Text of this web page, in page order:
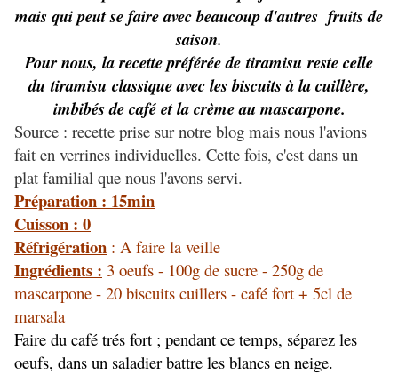
mais qui peut se faire avec beaucoup d'autres fruits de
saison.
Pour nous, la recette préférée de tiramisu reste celle
du tiramisu classique avec les biscuits à la cuillère,
imbibés de café et la crème au mascarpone.
Source : recette prise sur notre blog mais nous l'avions
fait en verrines individuelles. Cette fois, c'est dans un
plat familial que nous l'avons servi.
Préparation : 15min
Cuisson : 0
Réfrigération : A faire la veille
Ingrédients : 3 oeufs - 100g de sucre - 250g de
mascarpone - 20 biscuits cuillers - café fort + 5cl de
marsala
Faire du café trés fort ; pendant ce temps, séparez les
oeufs, dans un saladier battre les blancs en neige.